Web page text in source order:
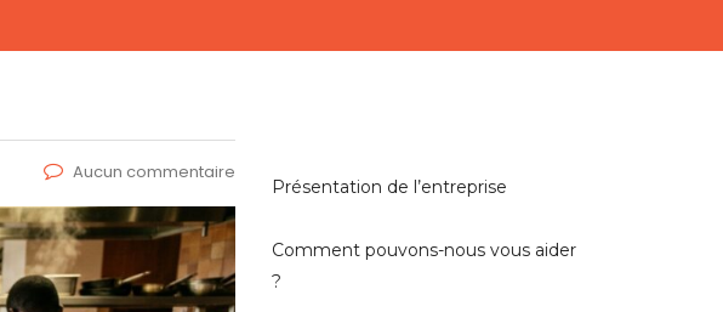
Aucun commentaire
Présentation de l’entreprise
Comment pouvons-nous vous aider
?